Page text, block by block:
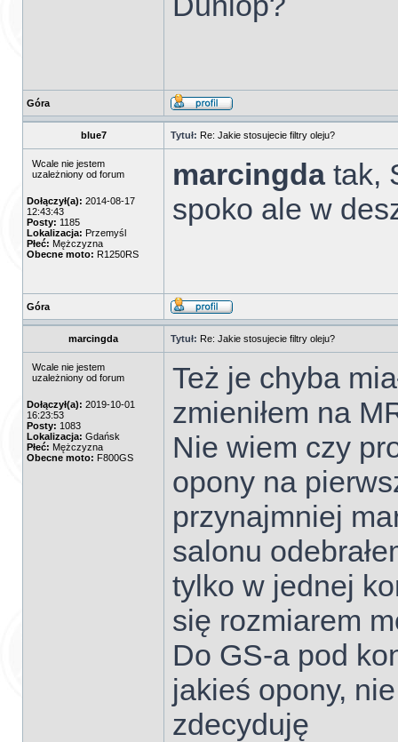
Góra
blue7 Tytuł: Re: Jakie stosujecie filtry oleju?
Wcale nie jestem
uzależniony od forum
Dołączył(a): 2014-08-17
12:43:43
Posty: 1185
Lokalizacja: Przemyśl
Płeć: Mężczyzna
Obecne moto: R1250RS
marcingdatak,
spoko ale w
Góra
marcingda Tytuł: Re: Jakie stosujecie filtry oleju?
Wcale nie jestem
uzależniony od forum
Dołączył(a): 2019-10-01
16:23:53
Posty: 1083
Lokalizacja: Gdańsk
Płeć: Mężczyzna
Obecne moto: F800GS
Też je chyba
zmieniłem na
Nie wiem czy
opony na
przynajmniej
salonu
tylko w jednej
się rozmiarem
Do GS-a pod
jakieś opony,
zdecyduję